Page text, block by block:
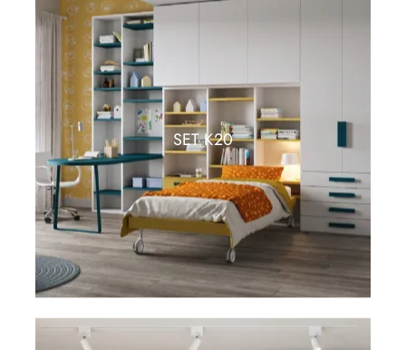
SET K20